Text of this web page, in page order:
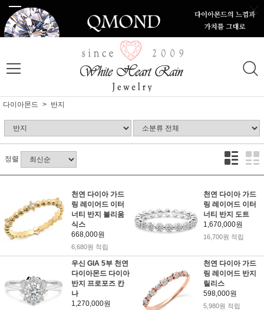
다이아몬드 반지
정렬
천연 다이아 가드
링 레이어드 이터
너티 반지 볼리움
식스
668,000원
6,680원 적립
천연 다이아 가드
링 레이어드 이터
너티 반지 도트
1,670,000원
16,700원 적립
우신 GIA 5부 천연
다이아몬드 다이아
반지 프로포즈 칸
나
1,270,000원
천연 다이아 가드
링 레이어드 반지
릴리스
598,000원
5,980원 적립